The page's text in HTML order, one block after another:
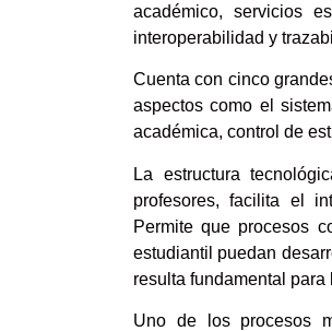
académico, servicios
interoperabilidad y
Cuenta con cinco
aspectos como el
académica, control de
La estructura
profesores, facilita el
Permite que procesos
estudiantil puedan
resulta fundamental
Uno de los procesos